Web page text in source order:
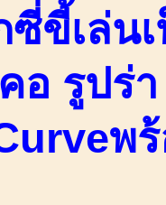
ซี่ขี้เล่น
อ รูปร่า
พ